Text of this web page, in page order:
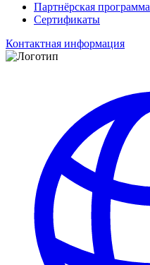
Партнёрская программа
Сертификаты
Контактная информация